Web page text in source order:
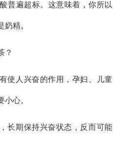
普遍超标。这意味着，你所以
精。
？
使人兴奋的作用，孕妇、儿童
心。
长期保持兴奋状态，反而可能